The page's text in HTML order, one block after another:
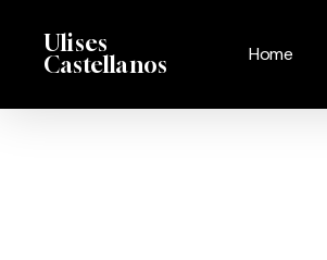
content
Ulises
Castellanos
Home